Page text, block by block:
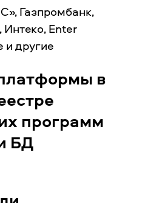
Газпромбанк,
Enter
и другие
в
программ
БД